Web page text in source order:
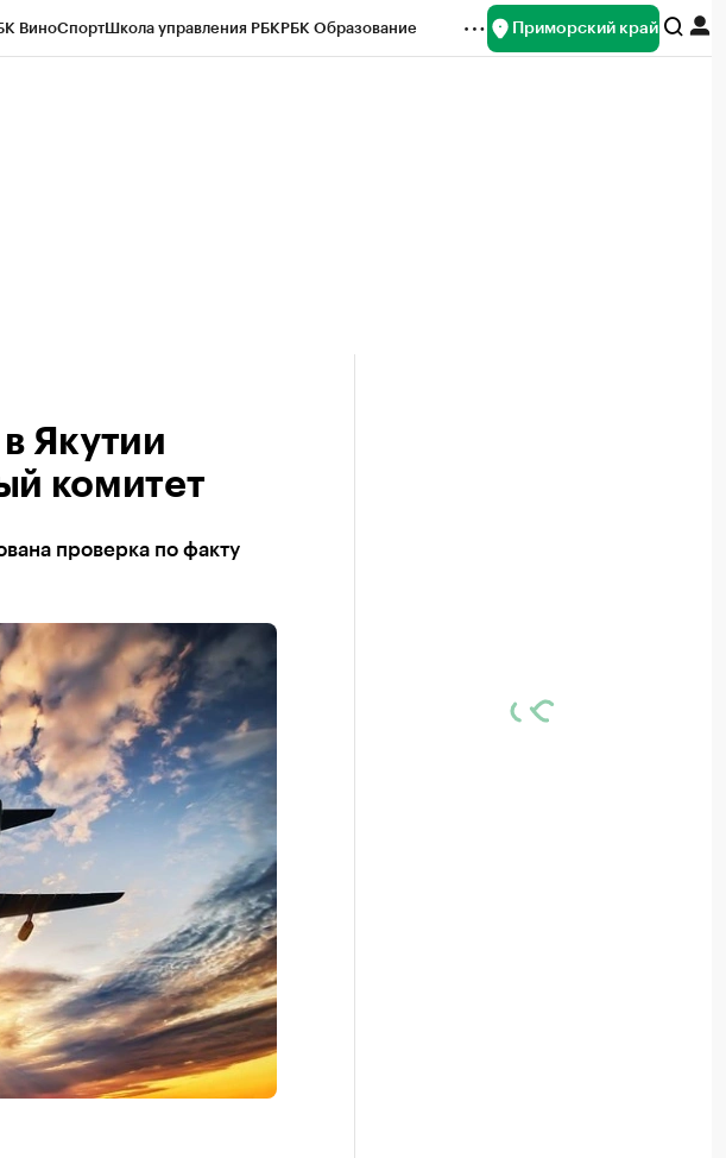
ВиноСпортШкола управления РБКРБК Образование Приморский край
Якутии
комитет
проверка по факту